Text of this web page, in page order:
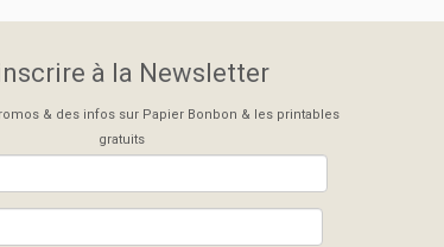
à la Newsletter
& des infos sur Papier Bonbon & les printables
gratuits